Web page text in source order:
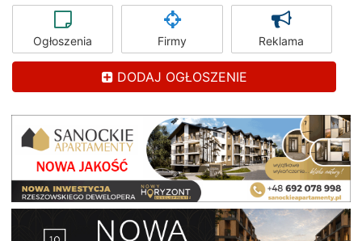
Ogłoszenia Firmy Reklama
DODAJ OGŁOSZENIE